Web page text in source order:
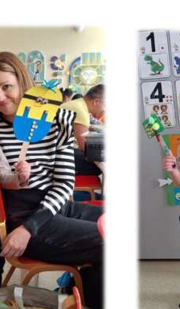
Prijímanie detí
Dokumenty
Krúžková činnosť
Zverejňovanie
Školská jedáleň
Jedálny lístok
Kontakt
Ochrana osobných
údajov – GDPR
Vzdelávanie
zamestnancov